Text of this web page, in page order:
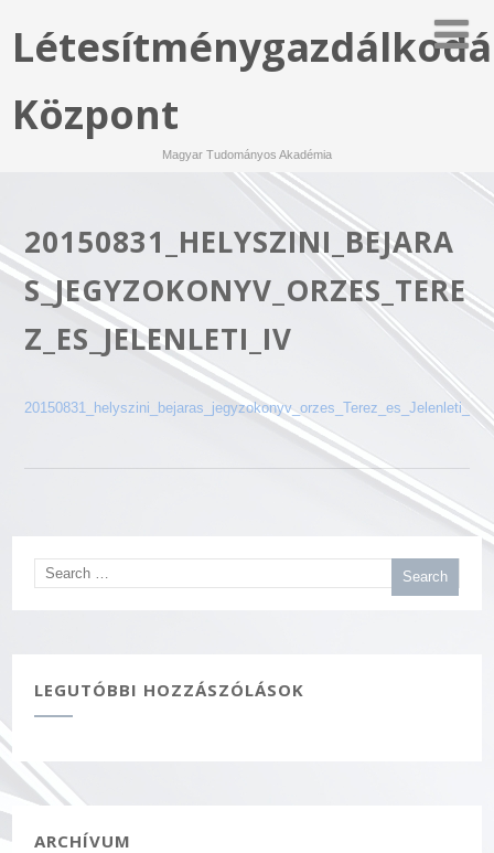
Központ
Magyar Tudományos Akadémia
20150831_HELYSZINI_BEJARA
S_JEGYZOKONYV_ORZES_TERE
Z_ES_JELENLETI_IV
20150831_helyszini_bejaras_jegyzokonyv_orzes_Terez_es_Jelenleti_iv
LEGUTÓBBI HOZZÁSZÓLÁSOK
ARCHÍVUM